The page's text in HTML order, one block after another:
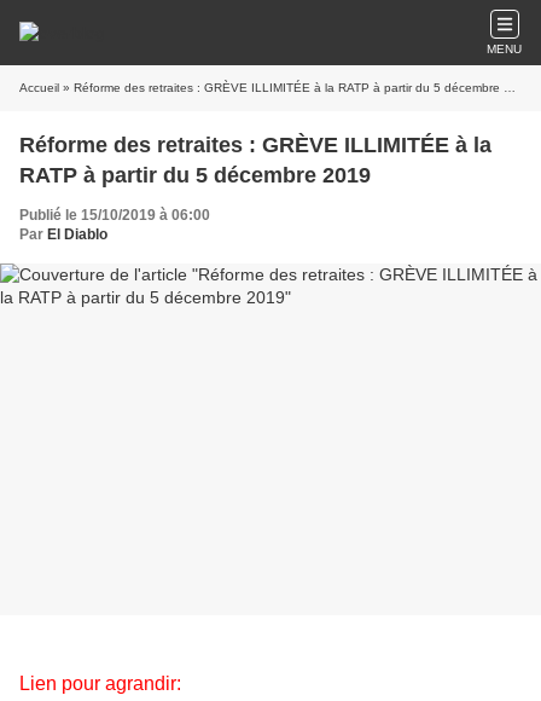
MENU
Accueil » Réforme des retraites : GRÈVE ILLIMITÉE à la RATP à partir du 5 décembre 2019
Réforme des retraites : GRÈVE ILLIMITÉE à la
RATP à partir du 5 décembre 2019
Publié le 15/10/2019 à 06:00
Par El Diablo
Lien pour agrandir: